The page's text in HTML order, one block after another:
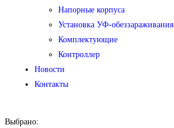
Напорные корпуса
Установка УФ-обеззараживания
Комплектующие
Контроллер
Новости
Контакты
Выбрано: